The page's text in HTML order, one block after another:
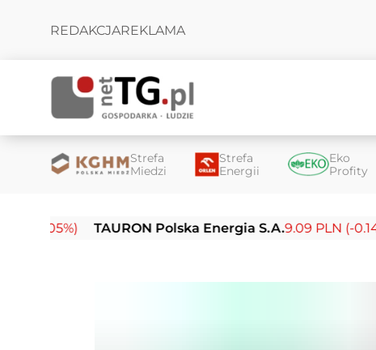
REDAKCJAREKLAMA
Strefa
Miedzi
Strefa
Energii
Eko
Profity
TAURON Polska Energia S.A.9.09 PLN (-0.14%)